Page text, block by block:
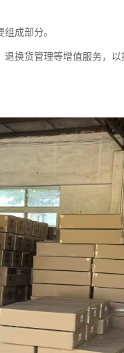
成部分。
换货管理等增值服务，以